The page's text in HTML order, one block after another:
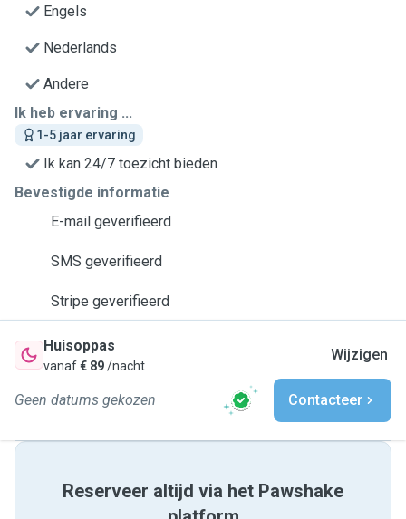
Engels
Nederlands
Andere
Ik heb ervaring ...
1-5 jaar ervaring
Ik kan 24/7 toezicht bieden
Bevestigde informatie
E-mail geverifieerd
SMS geverifieerd
Stripe geverifieerd
Huisoppas
vanaf€ 89/nacht
Wijzigen
Geen datums gekozen Contacteer
Reserveer altijd via het Pawshake